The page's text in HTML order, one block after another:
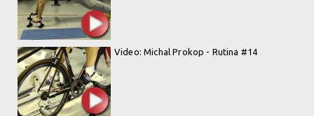
Video: Michal Prokop - Rutina #14